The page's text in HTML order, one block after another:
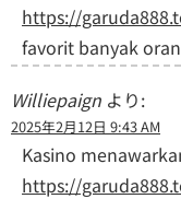
https://
favorit banyak
Williepaign より:
2025年2月12日 9:43 AM
Kasino
https://